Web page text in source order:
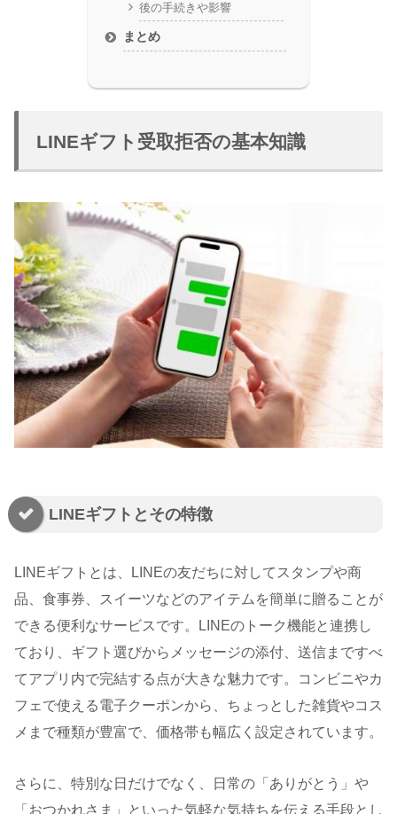
後の手続きや影響
まとめ
LINEギフト受取拒否の基本知識
LINEギフトとその特徴
LINEギフトとは、LINEの友だちに対してスタンプや商
品、食事券、スイーツなどのアイテムを簡単に贈ることが
できる便利なサービスです。LINEのトーク機能と連携し
ており、ギフト選びからメッセージの添付、送信まですべ
てアプリ内で完結する点が大きな魅力です。コンビニやカ
フェで使える電子クーポンから、ちょっとした雑貨やコス
メまで種類が豊富で、価格帯も幅広く設定されています。
さらに、特別な日だけでなく、日常の「ありがとう」や
「おつかれさま」といった気軽な気持ちを伝える手段とし